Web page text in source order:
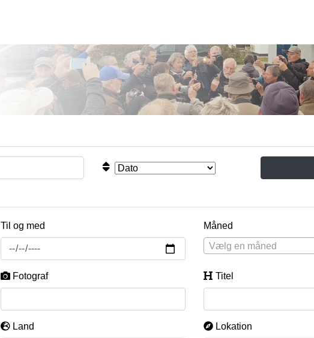
Til og med
Måned
Vælg en måned
Fotograf Titel
Land
Lokation